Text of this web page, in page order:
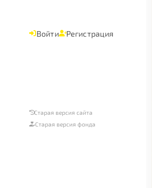
Войти Регистрация
Старая версия сайта
Старая версия фонда